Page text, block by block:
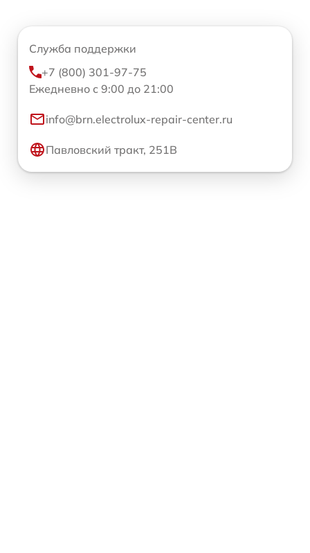
Служба поддержки
+7 (800) 301-97-75
Ежедневно с 9:00 до 21:00
info@brn.electrolux-repair-center.ru
Павловский тракт, 251В